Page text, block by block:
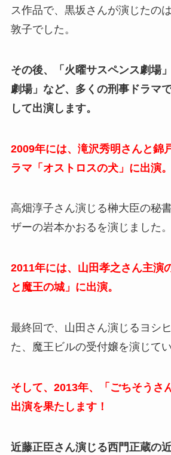
ス作品で、黒坂さんが演じたの
敦子でした。
その後、「火曜サスペンス劇場
劇場」など、多くの刑事ドラマ
して出演します。
2009年には、滝沢秀明さんと錦
ラマ「オストロスの犬」に出演。
高畑淳子さん演じる榊大臣の秘
ザーの岩本かおるを演じました。
2011年には、山田孝之さん主演
と魔王の城」に出演。
最終回で、山田さん演じるヨシ
た、魔王ビルの受付嬢を演じてい
そして、2013年、「ごちそうさ
出演を果たします！
近藤正臣さん演じる西門正蔵の